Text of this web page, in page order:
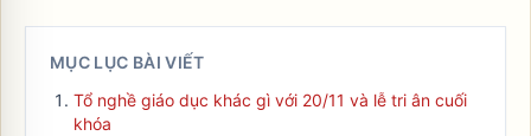
MỤC LỤC BÀI VIẾT
Tổ nghề giáo dục khác gì với 20/11 và lễ tri ân cuối
khóa